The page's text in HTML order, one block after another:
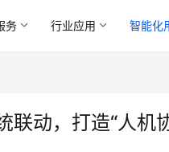
务 行业应用 智能化
联动，打造“人机